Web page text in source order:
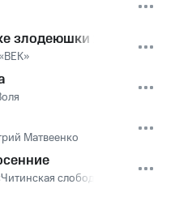
злодеюшки живут
Матвеенко
слобода»